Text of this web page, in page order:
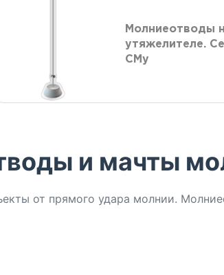
Молниеотводы
утяжелителе.
СМу
и мачты
от прямого удара молнии.